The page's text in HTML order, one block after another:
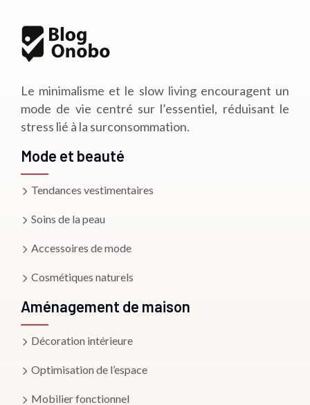
Le minimalisme et le slow living encouragent un
mode de vie centré sur l’essentiel, réduisant le
stress lié à la surconsommation.
Mode et beauté
Tendances vestimentaires
Soins de la peau
Accessoires de mode
Cosmétiques naturels
Aménagement de maison
Décoration intérieure
Optimisation de l’espace
Mobilier fonctionnel